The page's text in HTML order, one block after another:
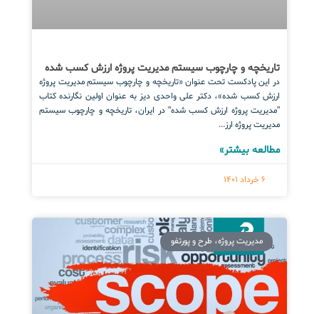
تاریخچه و چارچوب سیستم مدیریت پروژه ارزش کسب شده
در این پادکست تحت عنوان «تاریخچه و چارچوب سیستم مدیریت پروژه
ارزش کسب شده»، دکتر علی واحدی دیز به عنوان اولین نگارنده کتاب
"مدیریت پروژه ارزش کسب شده" در ایران، تاریخچه و چارچوب سیستم
مدیریت پروژه ارز...
مطالعه بیشتر»
6 خرداد 1401
مدیریت پروژه، طرح و پورتفو